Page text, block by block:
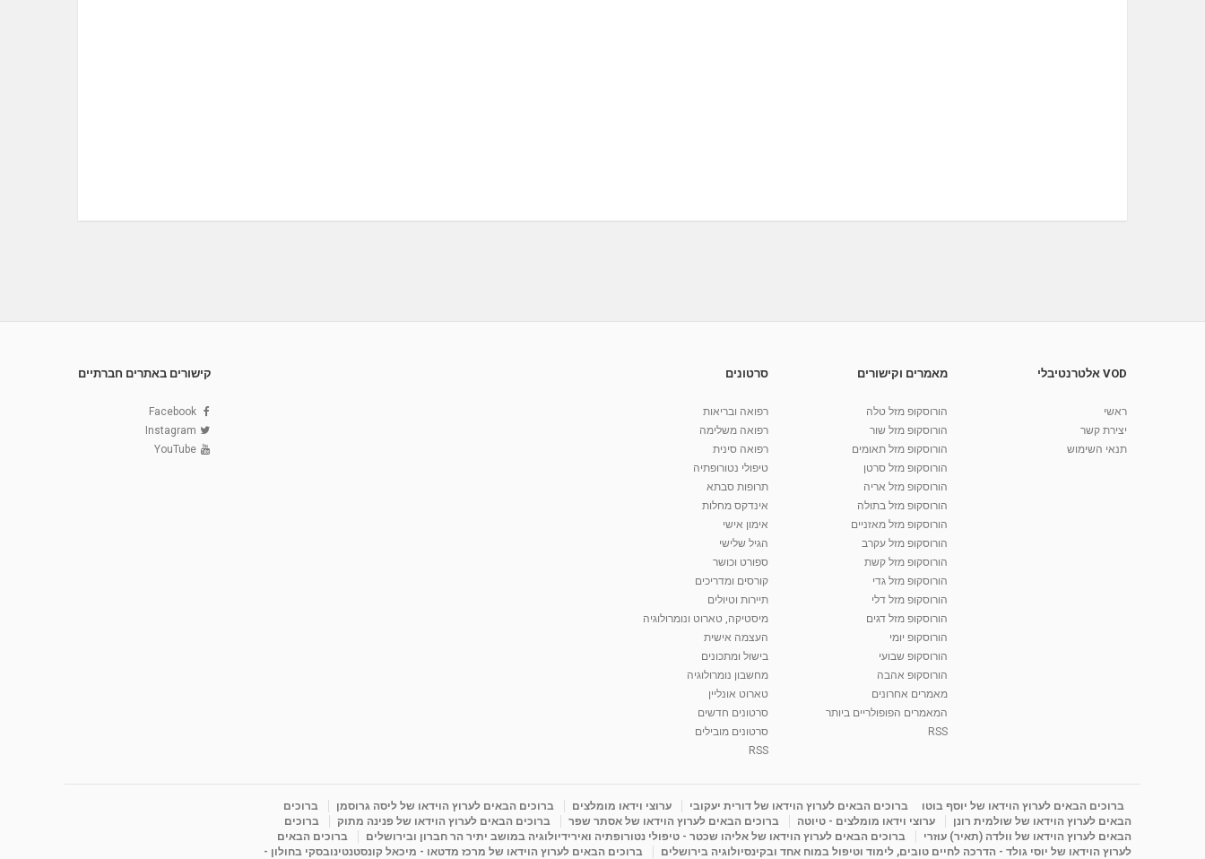
VOD אלטרנטיבלי
ראשי
יצירת קשר
תנאי השימוש
מאמרים וקישורים
הורוסקופ מזל טלה
הורוסקופ מזל שור
הורוסקופ מזל תאומים
הורוסקופ מזל סרטן
הורוסקופ מזל אריה
הורוסקופ מזל בתולה
הורוסקופ מזל מאזניים
הורוסקופ מזל עקרב
הורוסקופ מזל קשת
הורוסקופ מזל גדי
הורוסקופ מזל דלי
הורוסקופ מזל דגים
הורוסקופ יומי
הורוסקופ שבועי
הורוסקופ אהבה
מאמרים אחרונים
המאמרים הפופולריים ביותר
RSS
סרטונים
רפואה ובריאות
רפואה משלימה
רפואה סינית
טיפולי נטורופתיה
תרופות סבתא
אינדקס מחלות
אימון אישי
הגיל שלישי
ספורט וכושר
קורסים ומדריכים
תיירות וטיולים
מיסטיקה, טארוט ונומרולוגיה
העצמה אישית
בישול ומתכונים
מחשבון נומרולוגיה
טארוט אונליין
סרטונים חדשים
סרטונים מובילים
RSS
קישורים באתרים חברתיים
Facebook
Instagram
YouTube
ברוכים הבאים לערוץ הוידאו של יוסף בוטו ברוכים הבאים לערוץ הוידאו של דורית יעקובי ערוצי וידאו מומלצים ברוכים הבאים לערוץ הוידאו של ליסה גרוסמן
ברוכים
הבאים לערוץ הוידאו של שולמית רונן
ערוצי וידאו מומלצים - טיוטה ברוכים הבאים לערוץ הוידאו של אסתר שפר ברוכים הבאים לערוץ הוידאו של פנינה מתוק
ברוכים
הבאים לערוץ הוידאו של וולדה (תאיר) עוזרי
ברוכים הבאים לערוץ הוידאו של אליהו שכטר - טיפולי נטורופתיה ואירידיולוגיה במושב יתיר הר חברון ובירושלים
ברוכים הבאים
לערוץ הוידאו של יוסי גולד - הדרכה לחיים טובים, לימוד וטיפול במוח אחד ובקינסיולוגיה בירושלים
ברוכים הבאים לערוץ הוידאו של מרכז מדטאו - מיכאל קונסטנטינובסקי בחולון -